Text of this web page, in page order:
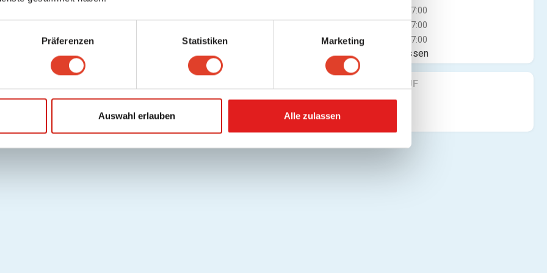
Präferenzen Statistiken Marketing
Auswahl erlauben Alle zulassen
07:00 - 17:00
07:00 - 17:00
Fr
07:00 - 17:00
Jetzt geschlossen
FINDE UNS AUF